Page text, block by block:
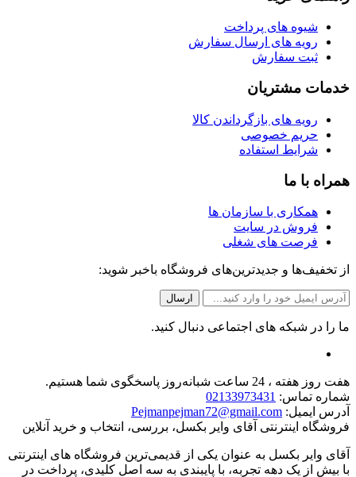
شیوه های پرداخت
رویه های ارسال سفارش
ثبت سفارش
خدمات مشتریان
رویه های بازگرداندن کالا
حریم خصوصی
شرایط استفاده
همراه با ما
همکاری با سازمان ها
فروش در سایت
فرصت های شغلی
از تخفیف‌ها و جدیدترین‌های فروشگاه باخبر شوید:
ما را در شبکه های اجتماعی دنبال کنید.
هفت روز هفته ، 24 ساعت شبانه‌روز پاسخگوی شما هستیم.
شماره تماس: 02133973431
آدرس ایمیل: Pejmanpejman72@gmail.com
فروشگاه اینترنتی آقای وایر بکسل، بررسی، انتخاب و خرید آنلاین
آقای وایر بکسل به عنوان یکی از قدیمی‌ترین فروشگاه های اینترنتی
با بیش از یک دهه تجربه، با پایبندی به سه اصل کلیدی، پرداخت در